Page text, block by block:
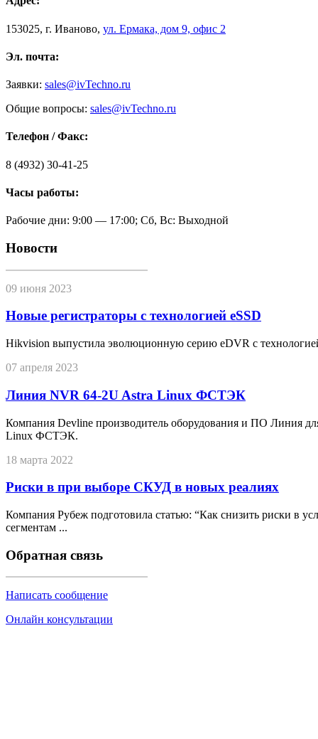
153025, г. Иваново, ул. Ермака, дом 9, офис 2
Эл. почта:
Заявки: sales@ivTechno.ru
Общие вопросы: sales@ivTechno.ru
Телефон / Факс:
8 (4932) 30-41-25
Часы работы:
Рабочие дни: 9:00 — 17:00; Сб, Вс: Выходной
Новости
09 июня 2023
Новые регистраторы с технологией eSSD
Hikvision выпустила эволюционную серию eDVR с
07 апреля 2023
Линия NVR 64-2U Astra Linux ФСТЭК
Компания Devline производитель оборудования и ПО Линия
Linux ФСТЭК.
18 марта 2022
Риски в при выборе СКУД в новых реалиях
Компания Рубеж подготовила статью: “Как снизить риски в
сегментам ...
Обратная связь
Написать сообщение
Онлайн консультации